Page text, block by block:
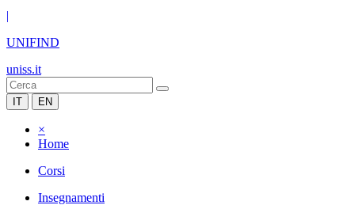
|
UNIFIND
uniss.it
IT EN
×
Home
Corsi
Insegnamenti